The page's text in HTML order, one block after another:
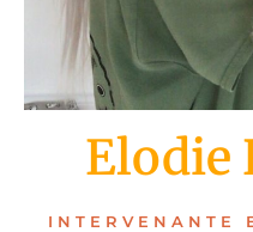
Elodie
INTERVENANTE